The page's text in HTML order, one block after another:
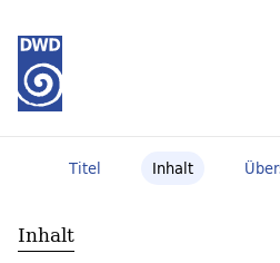
Titel Inhalt
Inhalt